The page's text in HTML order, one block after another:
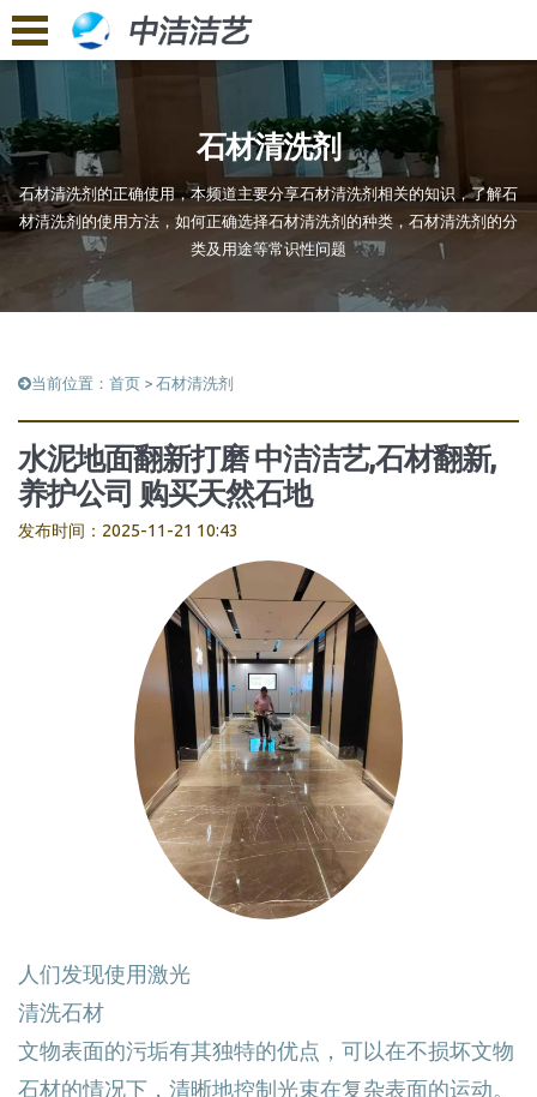
石材清洗剂
石材清洗剂的正确使用，本频道主要分享石材清洗剂相关的知识，了解石
材清洗剂的使用方法，如何正确选择石材清洗剂的种类，石材清洗剂的分
类及用途等常识性问题
当前位置： 首页 > 石材清洗剂
水泥地面翻新打磨 中洁洁艺,石材翻新,
养护公司 购买天然石地
发布时间：2025-11-21 10:43
人们发现使用激光
清洗石材
文物表面的污垢有其独特的优点，可以在不损坏文物
石材的情况下，清晰地控制光束在复杂表面的运动。